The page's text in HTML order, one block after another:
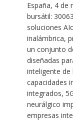
España, 4 de
bursátil:
soluciones
inalámbrica,
un conjunto
diseñadas
inteligente de
capacidades
integrados,
neurálgico
empresas